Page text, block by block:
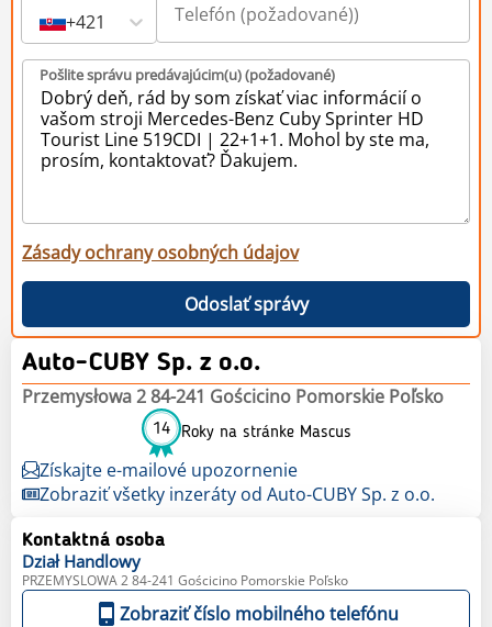
+421
Pošlite správu predávajúcim(u) (požadované)
Zásady ochrany osobných údajov
Odoslať správy
Auto-CUBY Sp. z o.o.
Przemysłowa 2 84-241 Gościcino Pomorskie Poľsko
14 Roky na stránke Mascus
Získajte e-mailové upozornenie
Zobraziť všetky inzeráty od Auto-CUBY Sp. z o.o.
Kontaktná osoba
Dział Handlowy
PRZEMYSLOWA 2 84-241 Gościcino Pomorskie Poľsko
Zobraziť číslo mobilného telefónu